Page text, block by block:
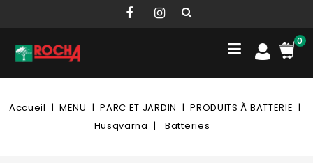
0
Accueil MENU PARC ET JARDIN
PRODUITS À BATTERIE
Husqvarna
Batteries